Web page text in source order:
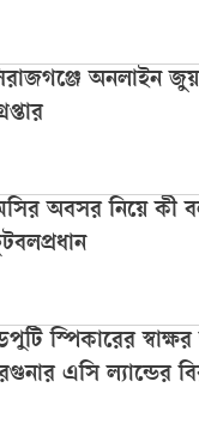
অনলাইন
অবসর নিয়ে কী
স্পিকারের
এসি ল্যান্ডের